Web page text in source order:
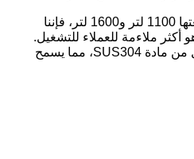
بالنسبة للمعدات التي تبلغ سعتها 1100 لتر و1600 لتر، فإننا
أكثر ملاءمة للعملاء للتشغيل.
إطار المعدات مصنوع بالكامل من مادة SUS304، مما يسمح